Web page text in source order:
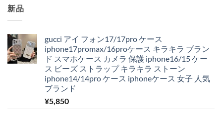
新品
gucci アイ フォン17/17pro ケース
iphone17promax/16proケース キラキラ ブラン
ド スマホケース カメラ 保護 iphone16/15 ケー
ス ビーズ ストラップ キラキラ ストーン
iphone14/14pro ケース iphoneケース 女子 人気
ブランド
¥5,850